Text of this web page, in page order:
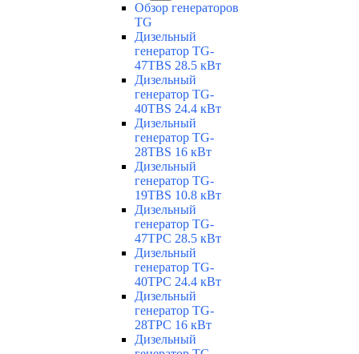
Обзор генераторов
TG
Дизельный
генератор TG-
47TBS 28.5 кВт
Дизельный
генератор TG-
40TBS 24.4 кВт
Дизельный
генератор TG-
28TBS 16 кВт
Дизельный
генератор TG-
19TBS 10.8 кВт
Дизельный
генератор TG-
47TPC 28.5 кВт
Дизельный
генератор TG-
40TPC 24.4 кВт
Дизельный
генератор TG-
28TPC 16 кВт
Дизельный